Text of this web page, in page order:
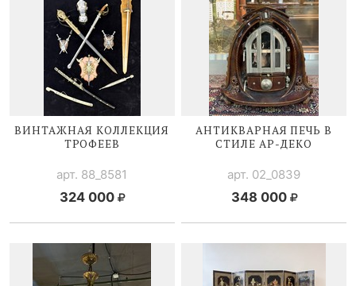
ВИНТАЖНАЯ КОЛЛЕКЦИЯ
ТРОФЕЕВ
арт. 88_8581
324 000
АНТИКВАРНАЯ ПЕЧЬ В
СТИЛЕАР-ДЕКО
арт. 02_0839
348 000